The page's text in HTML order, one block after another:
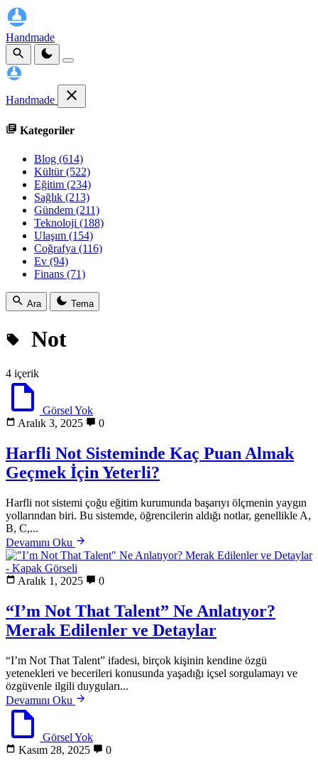
Handmade
Handmade
Kategoriler
Blog (614)
Kültür(522)
Eğitim (234)
Sağlık (213)
Gündem (211)
Teknoloji (188)
Ulaşım (154)
Coğrafya (116)
Ev (94)
Finans (71)
Ara Tema
Not
4 içerik
Görsel Yok
Aralık 3, 2025
0
Harfli Not Sisteminde Kaç Puan Almak
Geçmek İçin Yeterli?
Harfli not sistemi çoğu eğitim kurumunda başarıyı ölçmenin yaygın
yollarından biri. Bu sistemde, öğrencilerin aldığı notlar, genellikle A,
B, C,...
Devamını Oku
Aralık 1, 2025 0
“I’m Not That Talent” Ne Anlatıyor?
Merak Edilenler ve Detaylar
“I’m Not That Talent” ifadesi, birçok kişinin kendine özgü
yetenekleri ve becerileri konusunda yaşadığı içsel sorgulamayı ve
özgüvenle ilgili duyguları...
Devamını Oku
Görsel Yok
Kasım 28, 2025
0